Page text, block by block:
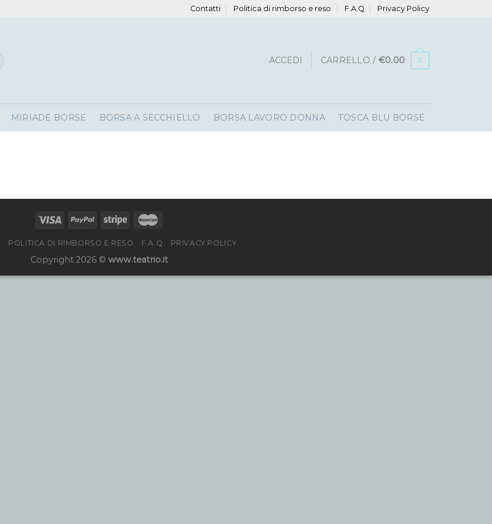
Contatti Politica di rimborso e reso F.A.Q Privacy Policy
ACCEDI CARRELLO / €0.00 0
MIRIADE BORSE BORSA A SECCHIELLO BORSA LAVORO DONNA TOSCA BLU BORSE
POLITICA DI RIMBORSO E RESO F.A.Q PRIVACY POLICY
Copyright 2026 © www.teatrio.it